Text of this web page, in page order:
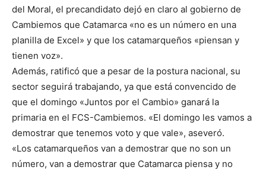
del Moral, el precandidato dejó en claro al gobierno de
Cambiemos que Catamarca «no es un número en una
planilla de Excel» y que los catamarqueños «piensan y
tienen voz».
Además, ratificó que a pesar de la postura nacional, su
sector seguirá trabajando, ya que está convencido de
que el domingo «Juntos por el Cambio» ganará la
primaria en el FCS-Cambiemos. «El domingo les vamos a
demostrar que tenemos voto y que vale», aseveró.
«Los catamarqueños van a demostrar que no son un
número, van a demostrar que Catamarca piensa y no